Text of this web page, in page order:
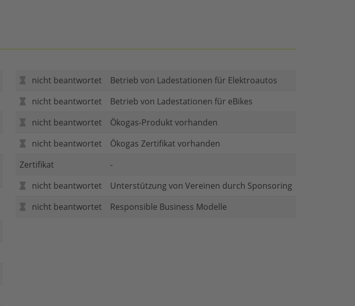
nicht beantwortet
Betrieb von Ladestationen für Elektroautos
nicht beantwortet
Betrieb von Ladestationen für eBikes
nicht beantwortet
Ökogas-Produkt vorhanden
nicht beantwortet
Ökogas Zertifikat vorhanden
Zertifikat
-
nicht beantwortet
Unterstützung von Vereinen durch Sponsoring
nicht beantwortet
Responsible Business Modelle